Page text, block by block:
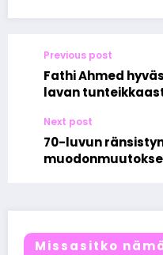
Previous post
Fathi Ahmed
lavan
Next post
70-luvun
Missasitko